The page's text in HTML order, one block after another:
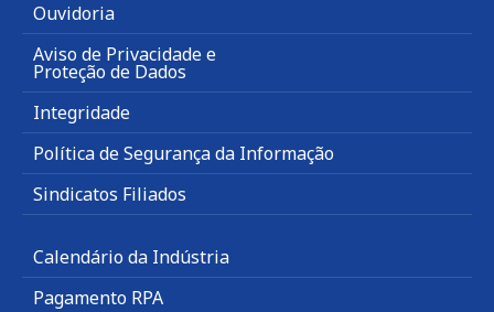
Ouvidoria
Aviso de Privacidade e
Proteção de Dados
Integridade
Política de Segurança da Informação
Sindicatos Filiados
Calendário da Indústria
Pagamento RPA